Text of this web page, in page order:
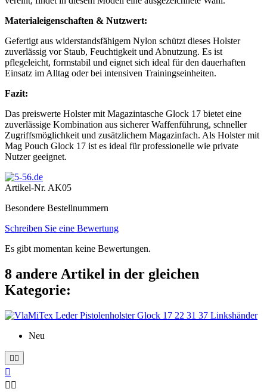
Materialeigenschaften & Nutzwert:
Gefertigt aus widerstandsfähigem Nylon schützt dieses Holster
zuverlässig vor Staub, Feuchtigkeit und Abnutzung. Es ist
pflegeleicht, formstabil und eignet sich ideal für den dauerhaften
Einsatz im Alltag oder bei intensiven Trainingseinheiten.
Fazit:
Das preiswerte Holster mit Magazintasche Glock 17 bietet eine
zuverlässige Kombination aus sicherer Waffenführung, schneller
Zugriffsmöglichkeit und zusätzlichem Magazinfach. Als Holster mit
Mag Pouch Glock 17 ist es ideal für professionelle wie private
Nutzer geeignet.
Artikel-Nr. AK05
Besondere Bestellnummern
Schreiben Sie eine Bewertung
Es gibt momentan keine Bewertungen.
8 andere Artikel in der gleichen
Kategorie:
Neu


 